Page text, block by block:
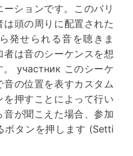
ションです。このバリ
頭の周りに配置された
発せられる音を聴きま
は音のシーケンスを想
участник このシーケ
の位置を表すカスタム
押すことによって行い
が聞こえた場合、参加
ボタンを押します (Setti